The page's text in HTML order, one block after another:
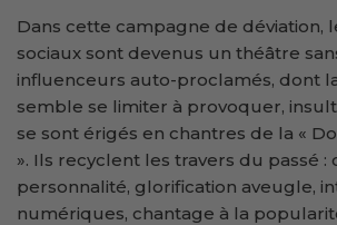
Dans cette campagne de déviation,
sociaux sont devenus un théâtre
influenceurs auto-proclamés, dont
semble se limiter à provoquer,
se sont érigés en chantres de la «
». Ils recyclent les travers du passé :
personnalité, glorification aveugle,
numériques, chantage à la